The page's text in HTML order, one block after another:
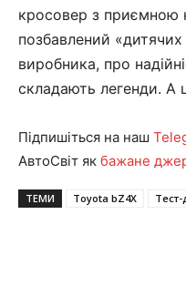
кросовер з приємною
позбавлений
виробника, про
складають легенди. А
Підпишіться на наш
АвтоСвіт як бажане
ТЕМИ Toyota bZ4X